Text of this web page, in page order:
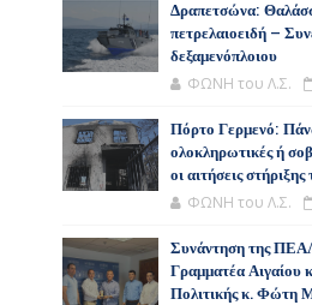
Δραπετσώνα:
πετρελαιοειδή –
δεξαμενόπλοιου
ΦΩΝΗ του Λ.Σ.
Πόρτο Γερμενό:
ολοκληρωτικές ή
οι αιτήσεις
ΦΩΝΗ του Λ.Σ.
Συνάντηση της
Γραμματέα Αιγαίου
Πολιτικής κ. Φώτη